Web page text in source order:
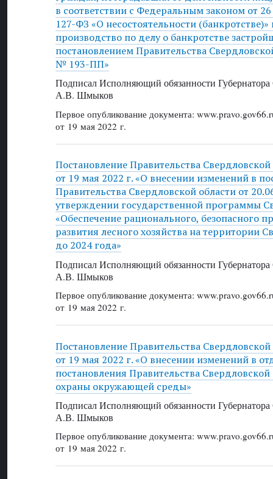
в соответствии с Федеральным законом от
127-ФЗ «О несостоятельности
производство по делу о банкротстве
постановлением Правительства
№ 193-ПП»
Подписал Исполняющий обязанности Губернатора
А.В. Шмыков
Первое опубликование документа:
от 19 мая 2022 г.
Постановление Правительства
от 19 мая 2022 г. «О внесении изменений в
Правительства Свердловской области от
утверждении государственной программы
«Обеспечение рационального, безопасного
развития лесного хозяйства на территории
до 2024 года»
Подписал Исполняющий обязанности Губернатора
А.В. Шмыков
Первое опубликование документа:
от 19 мая 2022 г.
Постановление Правительства
от 19 мая 2022 г. «О внесении изменений в
постановления Правительства Свердловской
охраны окружающей среды»
Подписал Исполняющий обязанности Губернатора
А.В. Шмыков
Первое опубликование документа:
от 19 мая 2022 г.